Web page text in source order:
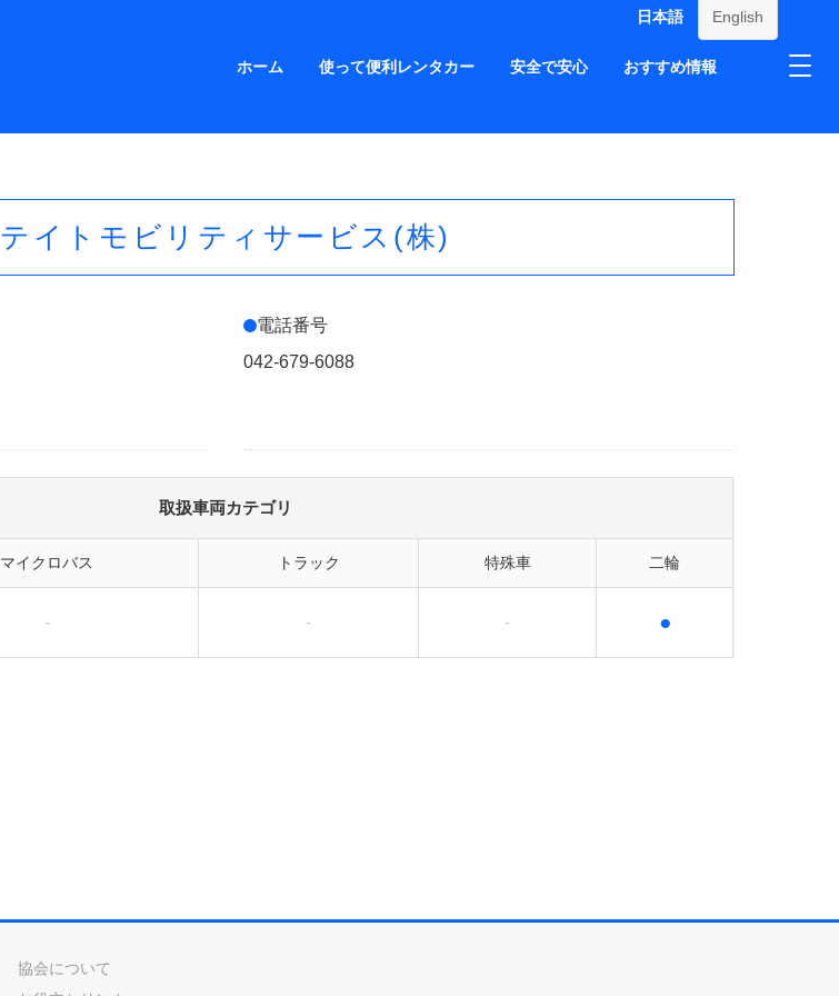
日本語 English
ホーム 使って便利レンタカー 安全で安心 おすすめ情報
テイトモビリティサービス(株)
電話番号
042-679-6088
取扱車両カテゴリ
マイクロバス トラック 特殊車 二輪
- - - ●
協会について